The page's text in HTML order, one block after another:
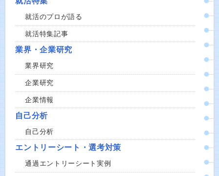
就活のプロが語る
就活特集記事
業界・企業研究
業界研究
企業研究
企業情報
自己分析
自己分析
エントリーシート・選考対策
通過エントリーシート実例